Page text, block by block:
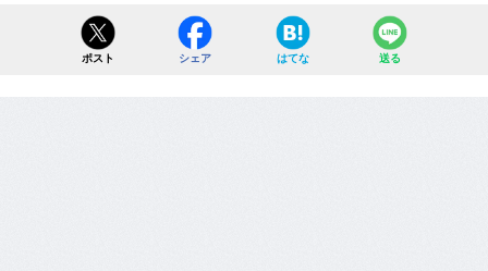
ポスト シェア はてな 送る